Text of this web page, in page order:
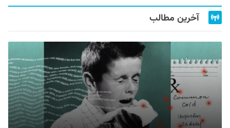
آخرین مطالب